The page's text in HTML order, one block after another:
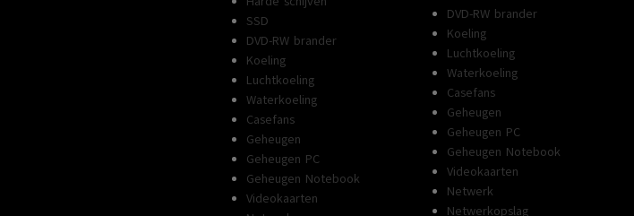
SSD
DVD-RW brander
Koeling
Luchtkoeling
Waterkoeling
Casefans
Geheugen
Geheugen PC
Geheugen Notebook
Videokaarten
DVD-RW brander
Koeling
Luchtkoeling
Waterkoeling
Casefans
Geheugen
Geheugen PC
Geheugen Notebook
Videokaarten
Netwerk
Netwerkopslag